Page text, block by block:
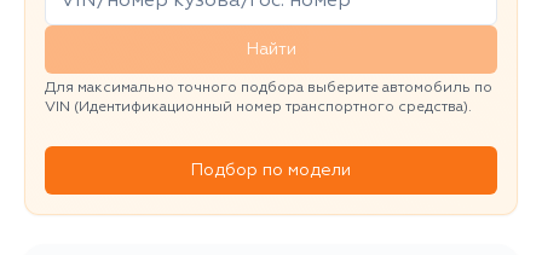
Найти
Для максимально точного подбора выберите автомобиль по
VIN (Идентификационный номер транспортного средства).
Подбор по модели